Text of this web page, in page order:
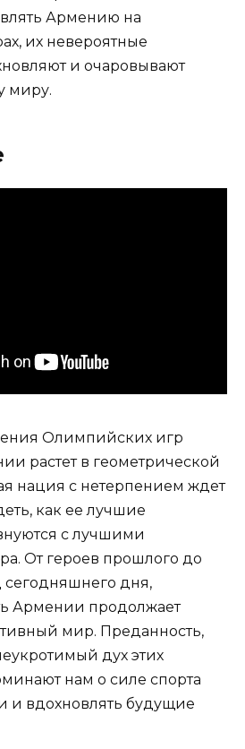
Армению на
их невероятные
и очаровывают
миру.
Олимпийских игр
растет в геометрической
нация с нетерпением ждет
как ее лучшие
с лучшими
От героев прошлого до
сегодняшнего дня,
Армении продолжает
мир. Преданность,
дух этих
нам о силе спорта
и вдохновлять будущие